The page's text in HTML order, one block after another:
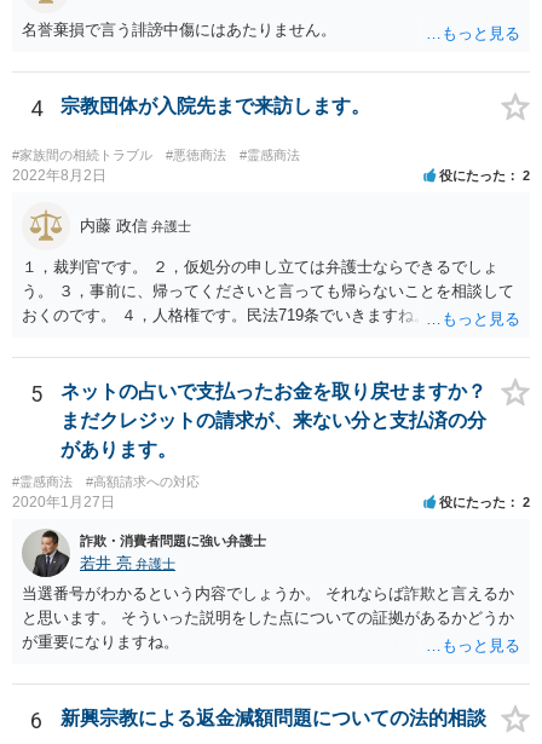
名誉棄損で言う誹謗中傷にはあたりません。
4 宗教団体が入院先まで来訪します。
#家族間の相続トラブル #悪徳商法 #霊感商法
2022年8月2日 役にたった 2
内藤 政信 弁護士
１，裁判官です。 ２，仮処分の申し立ては弁護士ならできるでしょ
う。 ３，事前に、帰ってくださいと言っても帰らないことを相談して
おくのです。 ４，人格権です。民法719条でいきますね。 これでおわ
5
ネットの占いで支払ったお金を取り戻せますか？
まだクレジットの請求が、来ない分と支払済の分
があります。
#霊感商法 #高額請求への対応
2020年1月27日 役にたった 2
詐欺・消費者問題に強い弁護士
若井 亮 弁護士
当選番号がわかるという内容でしょうか。 それならば詐欺と言えるか
と思います。 そういった説明をした点についての証拠があるかどうか
が重要になりますね。
6 新興宗教による返金減額問題についての法的相談